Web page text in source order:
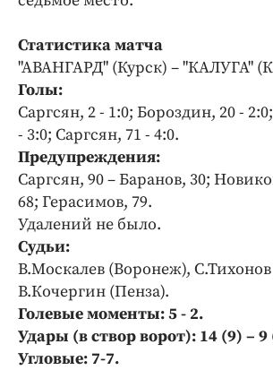
Статистика матча
"АВАНГАРД" (Курск) – "КАЛУГА"
Голы:
Саргсян, 2 - 1:0; Бороздин, 20 -
- 3:0; Саргсян, 71 - 4:0.
Предупреждения:
Саргсян, 90 – Баранов, 30;
68; Герасимов, 79.
Удалений не было.
Судьи:
В.Москалев (Воронеж),
В.Кочергин (Пенза).
Голевые моменты: 5 - 2.
Удары (в створ ворот): 14 (9) – 9
Угловые: 7-7.